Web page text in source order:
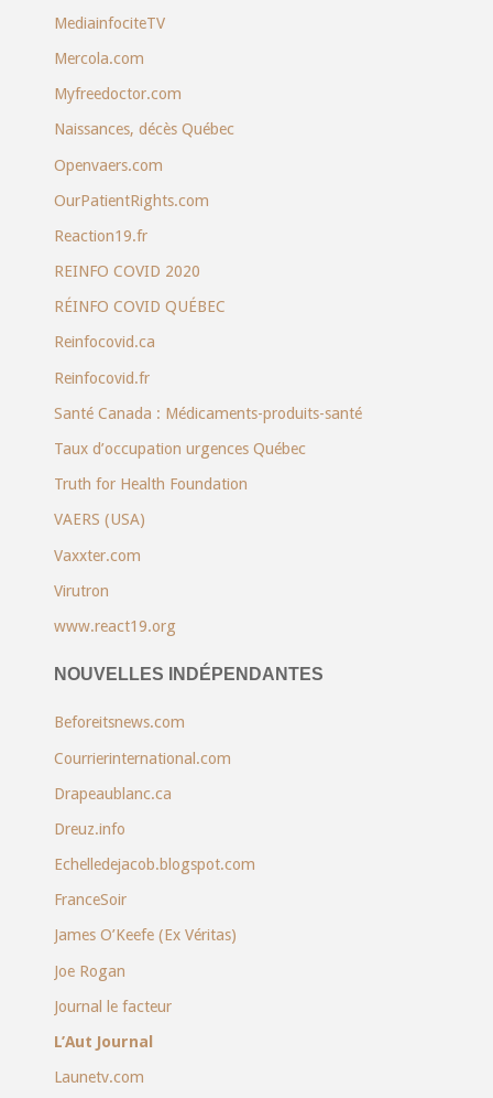
MediainfociteTV
Mercola.com
Myfreedoctor.com
Naissances, décès Québec
Openvaers.com
OurPatientRights.com
Reaction19.fr
REINFO COVID 2020
RÉINFO COVID QUÉBEC
Reinfocovid.ca
Reinfocovid.fr
Santé Canada : Médicaments-produits-santé
Taux d’occupation urgences Québec
Truth for Health Foundation
VAERS (USA)
Vaxxter.com
Virutron
www.react19.org
NOUVELLES INDÉPENDANTES
Beforeitsnews.com
Courrierinternational.com
Drapeaublanc.ca
Dreuz.info
Echelledejacob.blogspot.com
FranceSoir
James O’Keefe (Ex Véritas)
Joe Rogan
Journal le facteur
L’Aut Journal
Launetv.com